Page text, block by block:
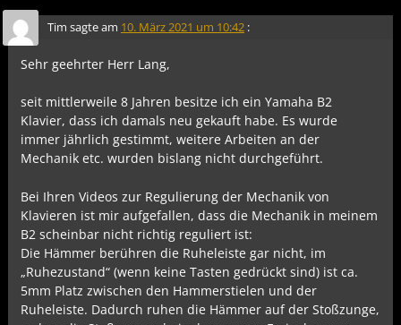
Tim sagte am 10. März 2021 um 10:42 :
Sehr geehrter Herr Lang,
seit mittlerweile 8 Jahren besitze ich ein Yamaha B2
Klavier, dass ich damals neu gekauft habe. Es wurde
immer jährlich gestimmt, weitere Arbeiten an der
Mechanik etc. wurden bislang nicht durchgeführt.
Bei Ihren Videos zur Regulierung der Mechanik von
Klavieren ist mir aufgefallen, dass die Mechanik in meinem
B2 scheinbar nicht richtig reguliert ist:
Die Hämmer berühren die Ruheleiste gar nicht, im
„Ruhezustand“ (wenn keine Tasten gedrückt sind) ist ca.
5mm Platz zwischen den Hammerstielen und der
Ruheleiste. Dadurch ruhen die Hämmer auf der Stoßzunge,